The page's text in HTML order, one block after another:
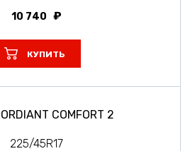
10 740
КУПИТЬ
COMFORT 2
225/45R17